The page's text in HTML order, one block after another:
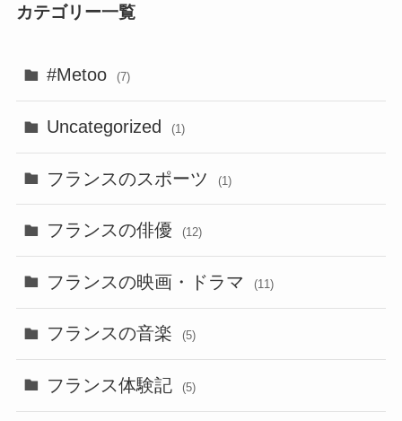
カテゴリー一覧
#Metoo (7)
Uncategorized (1)
フランスのスポーツ (1)
フランスの俳優 (12)
フランスの映画・ドラマ (11)
フランスの音楽 (5)
フランス体験記 (5)